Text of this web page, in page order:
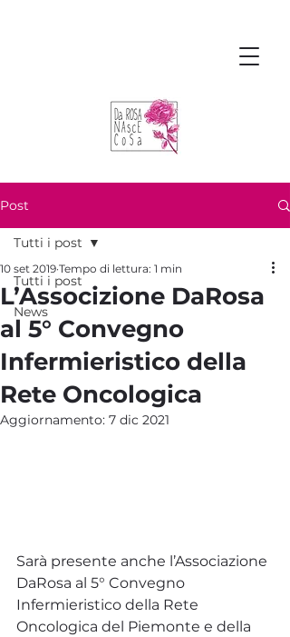
Post
Tutti i post
News
Tutti i post
L’Associzione DaRosa
al 5° Convegno
Infermieristico della
Rete Oncologica
10 set 2019 Tempo di lettura: 1 min
Aggiornamento: 7 dic 2021
Sarà presente anche l’Associazione
DaRosa al 5° Convegno
Infermieristico della Rete
Oncologica del Piemonte e della